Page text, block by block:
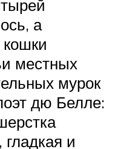
а
местных
мурок
дю Белле:
и